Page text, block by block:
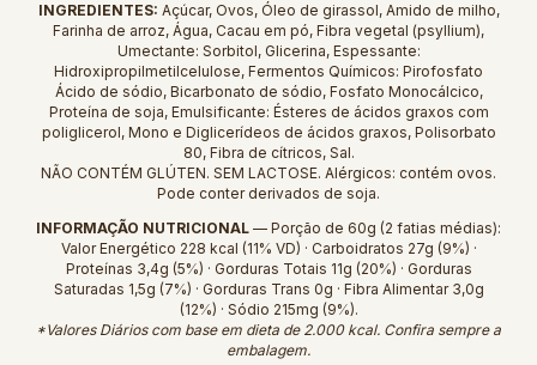
INGREDIENTES: Açúcar, Ovos, Óleo de girassol, Amido de milho,
Farinha de arroz, Água, Cacau em pó, Fibra vegetal (psyllium),
Umectante: Sorbitol, Glicerina, Espessante:
Hidroxipropilmetilcelulose, Fermentos Químicos: Pirofosfato
Ácido de sódio, Bicarbonato de sódio, Fosfato Monocálcico,
Proteína de soja, Emulsificante: Ésteres de ácidos graxos com
poliglicerol, Mono e Diglicerídeos de ácidos graxos, Polisorbato
80, Fibra de cítricos, Sal.
NÃO CONTÉM GLÚTEN. SEM LACTOSE. Alérgicos: contém ovos.
Pode conter derivados de soja.
INFORMAÇÃO NUTRICIONAL — Porção de 60g (2 fatias médias):
Valor Energético 228 kcal (11% VD) · Carboidratos 27g (9%) ·
Proteínas 3,4g (5%) · Gorduras Totais 11g (20%) · Gorduras
Saturadas 1,5g (7%) · Gorduras Trans 0g · Fibra Alimentar 3,0g
(12%) · Sódio 215mg (9%).
*Valores Diários com base em dieta de 2.000 kcal. Confira sempre a
embalagem.